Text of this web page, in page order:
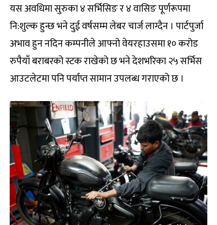
यस अवधिमा सुरुका ४ सर्भिसिङ र ४ वासिङ पूर्णरूपमा
नि:शुल्क हुन्छ भने दुई वर्षसम्म लेबर चार्ज लाग्दैन । पार्टपुर्जा
अभाव हुन नदिन कम्पनीले आफ्नो वेयरहाउसमा १० करोड
रुपैयाँ बराबरको स्टक राखेको छ भने देशभरिका २५ सर्भिस
आउटलेटमा पनि पर्याप्त सामान उपलब्ध गराएको छ ।